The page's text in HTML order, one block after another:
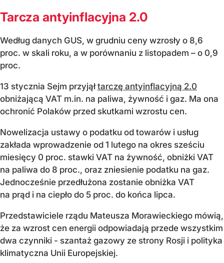
Tarcza antyinflacyjna 2.0
Według danych GUS, w grudniu ceny wzrosły o 8,6
proc. w skali roku, a w porównaniu z listopadem – o 0,9
proc.
13 stycznia Sejm przyjąłtarczę antyinflacyjną 2.0
obniżającą VAT m.in. na paliwa, żywność i gaz. Ma ona
ochronić Polaków przed skutkami wzrostu cen.
Nowelizacja ustawy o podatku od towarów i usług
zakłada wprowadzenie od 1 lutego na okres sześciu
miesięcy 0 proc. stawki VAT na żywność, obniżki VAT
na paliwa do 8 proc., oraz zniesienie podatku na gaz.
Jednocześnie przedłużona zostanie obniżka VAT
na prąd i na ciepło do 5 proc. do końca lipca.
Przedstawiciele rządu Mateusza Morawieckiego mówią,
że za wzrost cen energii odpowiadają przede wszystkim
dwa czynniki - szantaż gazowy ze strony Rosji i polityka
klimatyczna Unii Europejskiej.